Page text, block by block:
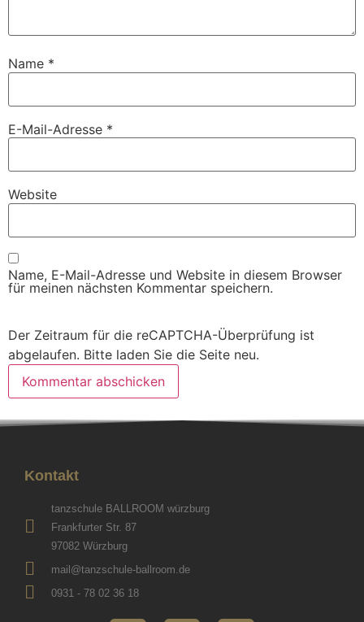
Name *
E-Mail-Adresse *
Website
Name, E-Mail-Adresse und Website in diesem Browser
für meinen nächsten Kommentar speichern.
Der Zeitraum für die reCAPTCHA-Überprüfung ist
abgelaufen. Bitte laden Sie die Seite neu.
Kontakt
tanzschule BALLROOM würzburg
Frankfurter Str. 87
97082 Würzburg
mail@tanzschule-ballroom.de
0931 - 78 02 36 18